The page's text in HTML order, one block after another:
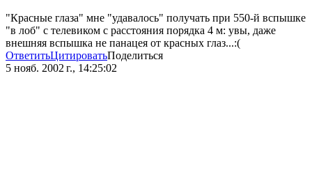
"Красные глаза" мне "удавалось" получать при 550-й вспышке
"в лоб" с телевиком с расстояния порядка 4 м: увы, даже
внешняя вспышка не панацея от красных глаз...:(
ОтветитьЦитироватьПоделиться
5 нояб. 2002 г., 14:25:02